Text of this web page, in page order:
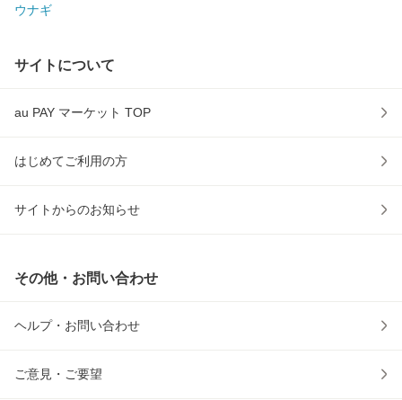
ウナギ
サイトについて
au PAY マーケット TOP
はじめてご利用の方
サイトからのお知らせ
その他・お問い合わせ
ヘルプ・お問い合わせ
ご意見・ご要望